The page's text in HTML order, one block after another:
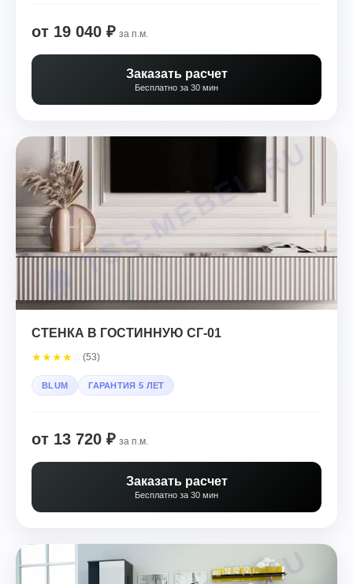
от 19 040 ₽ за п.м.
Заказать расчет
Бесплатно за 30 мин
СТЕНКА В ГОСТИННУЮ СГ-01
★★★★ (53)
BLUM ГАРАНТИЯ 5 ЛЕТ
от 13 720 ₽ за п.м.
Заказать расчет
Бесплатно за 30 мин